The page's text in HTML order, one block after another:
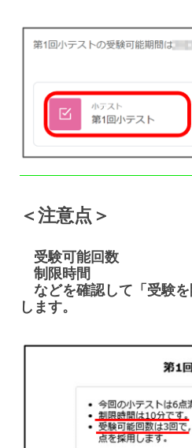
＜注意点＞
受験可能回数
制限時間
などを確認して「受験を
します。